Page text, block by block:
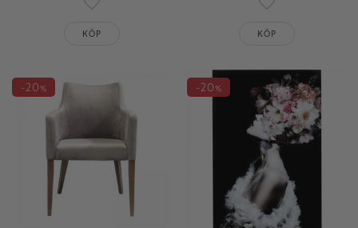
Lägg till i favoriter
KÖP
Lägg till i
KÖP
20% 20%